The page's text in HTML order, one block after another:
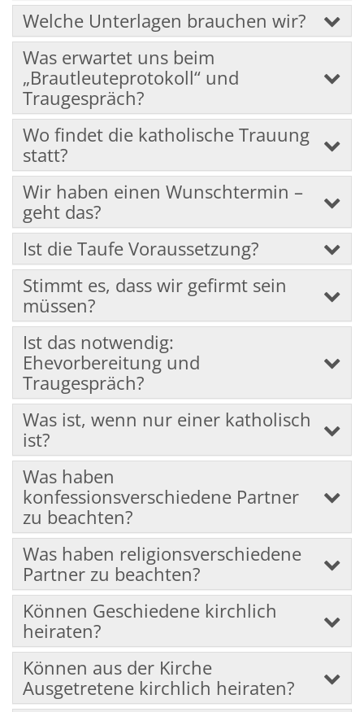
Welche Unterlagen brauchen wir?
Was erwartet uns beim
„Brautleuteprotokoll“ und
Traugespräch?
Wo findet die katholische Trauung
statt?
Wir haben einen Wunschtermin –
geht das?
Ist die Taufe Voraussetzung?
Stimmt es, dass wir gefirmt sein
müssen?
Ist das notwendig:
Ehevorbereitung und
Traugespräch?
Was ist, wenn nur einer katholisch
ist?
Was haben
konfessionsverschiedene Partner
zu beachten?
Was haben religionsverschiedene
Partner zu beachten?
Können Geschiedene kirchlich
heiraten?
Können aus der Kirche
Ausgetretene kirchlich heiraten?